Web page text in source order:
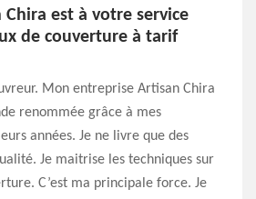
Chira est à votre service
de couverture à tarif
Mon entreprise Artisan Chira
renommée grâce à mes
années. Je ne livre que des
Je maitrise les techniques sur
C’est ma principale force. Je